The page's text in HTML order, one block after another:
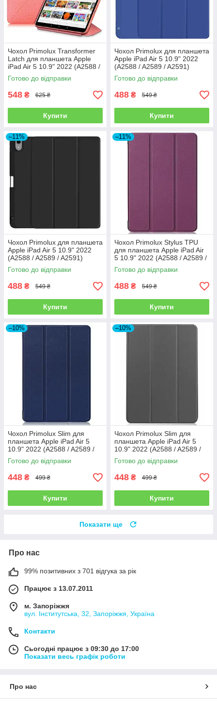
Чохол Primolux Transformer
Latch для планшета Apple
iPad Air 5 10.9" 2022 (A2588 /
A2589 / A2591) - Pink
Готово до відправки
548 ₴ 625 ₴
Купити
Чохол Primolux для планшета
Apple iPad Air 5 10.9" 2022
(A2588 / A2589 / A2591)
Stylus TPU - Blue
Готово до відправки
488 ₴ 549 ₴
Купити
–11%
Чохол Primolux для планшета
Apple iPad Air 5 10.9" 2022
(A2588 / A2589 / A2591)
Stylus TPU - Black
Готово до відправки
488 ₴ 549 ₴
Купити
–11%
Чохол Primolux Stylus TPU
для планшета Apple iPad Air
5 10.9" 2022 (A2588 / A2589 /
A2591) - Purple
Готово до відправки
488 ₴ 549 ₴
Купити
–10%
Чохол Primolux Slim для
планшета Apple iPad Air 5
10.9" 2022 (A2588 / A2589 /
A2591) - Dark Blue
Готово до відправки
448 ₴ 499 ₴
Купити
–10%
Чохол Primolux Slim для
планшета Apple iPad Air 5
10.9" 2022 (A2588 / A2589 /
A2591) - Grey
Готово до відправки
448 ₴ 499 ₴
Купити
Показати ще
Про нас
99% позитивних з 701 відгука за рік
Працює з 13.07.2011
м. Запоріжжя
вул. Інститутська, 32, Запоріжжя, Україна
Контакти
Сьогодні працює з 09:30 до 17:00
Показати весь графік роботи
Про нас